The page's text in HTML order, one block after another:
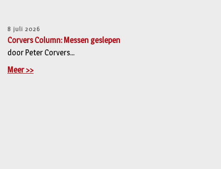
8 juli 2026
Corvers Column: Messen geslepen
door Peter Corvers...
Meer >>